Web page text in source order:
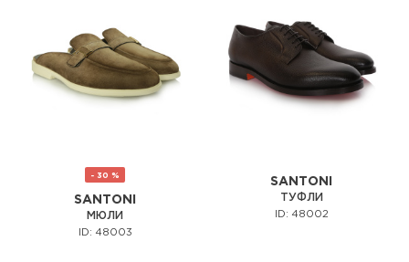
- 30 %
SANTONI
МЮЛИ
ID: 48003
SANTONI
ТУФЛИ
ID: 48002